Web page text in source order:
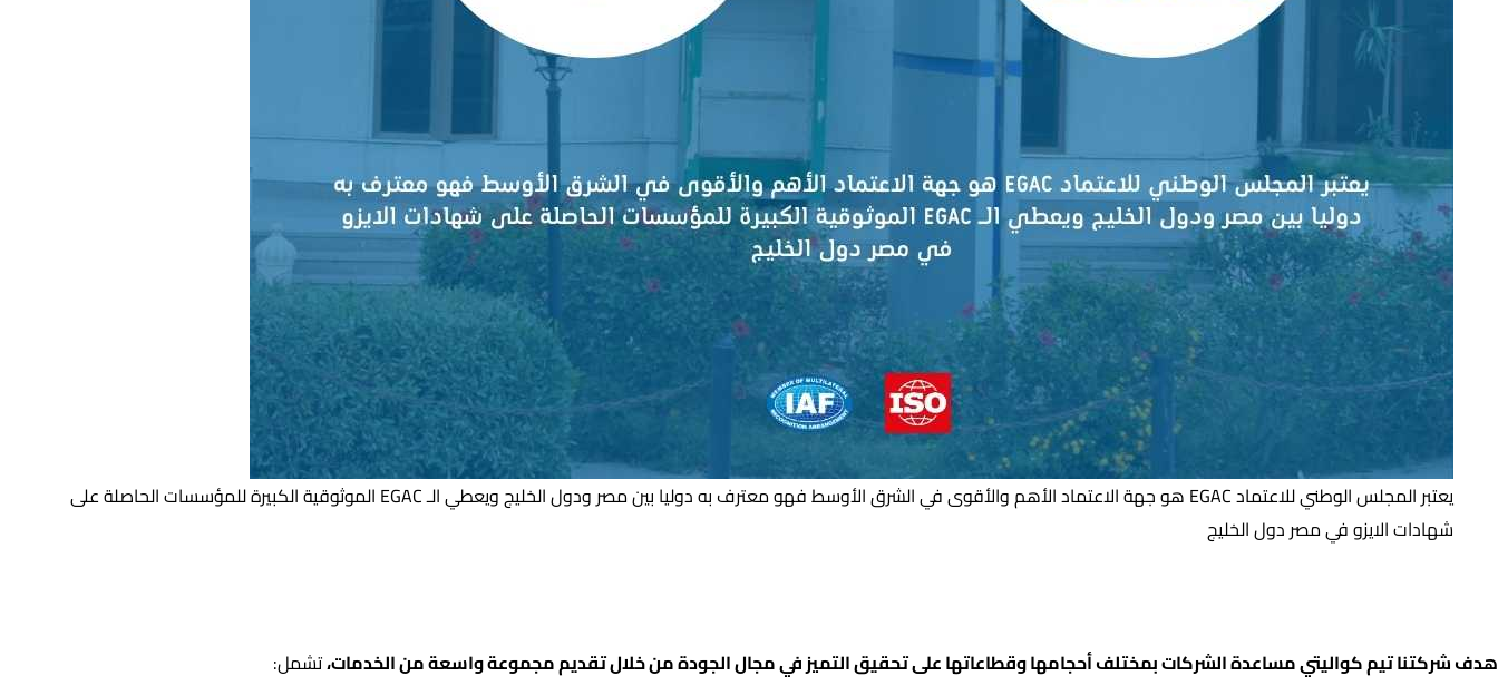
يعتبر المجلس الوطني للاعتماد EGAC هو جهة الاعتماد الأهم والأقوى في الشرق الأوسط فهو معترف به دوليا بين مصر ودول الخليج ويعطي الـ EGAC الموثوقية الكبيرة للمؤسسات الحاصلة على
شهادات الايزو في مصر دول الخليج
هدف شركتنا تيم كواليتي مساعدة الشركات بمختلف أحجامها وقطاعاتها على تحقيق التميز في مجال الجودة من خلال تقديم مجموعة واسعة من الخدمات،تشمل: